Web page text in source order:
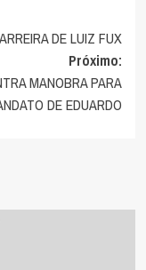
DE LUIZ FUX
Próximo:
MANOBRA PARA
DE EDUARDO